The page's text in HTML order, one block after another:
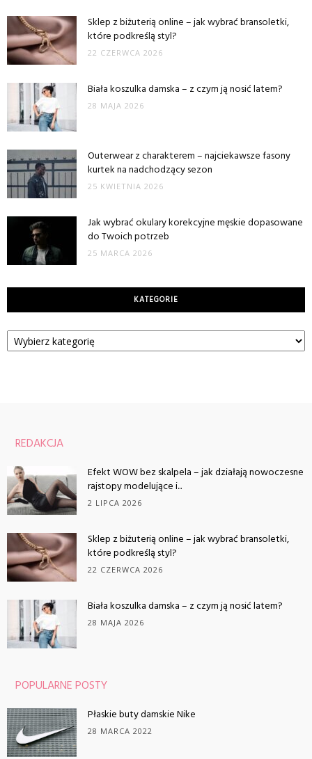
Sklep z biżuterią online – jak wybrać bransoletki,
które podkreślą styl?
22 CZERWCA 2026
Biała koszulka damska – z czym ją nosić latem?
28 MAJA 2026
Outerwear z charakterem – najciekawsze fasony
kurtek na nadchodzący sezon
25 KWIETNIA 2026
Jak wybrać okulary korekcyjne męskie dopasowane
do Twoich potrzeb
25 MARCA 2026
KATEGORIE
Kategorie
REDAKCJA
Efekt WOW bez skalpela – jak działają nowoczesne
rajstopy modelujące i...
2 LIPCA 2026
Sklep z biżuterią online – jak wybrać bransoletki,
które podkreślą styl?
22 CZERWCA 2026
Biała koszulka damska – z czym ją nosić latem?
28 MAJA 2026
POPULARNE POSTY
Płaskie buty damskie Nike
28 MARCA 2022